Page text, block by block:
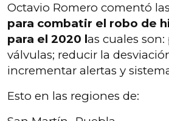
Octavio Romero comentó las
para combatir el robo de
para el 2020 las cuales
válvulas; reducir la
incrementar alertas y
Esto en las regiones de: